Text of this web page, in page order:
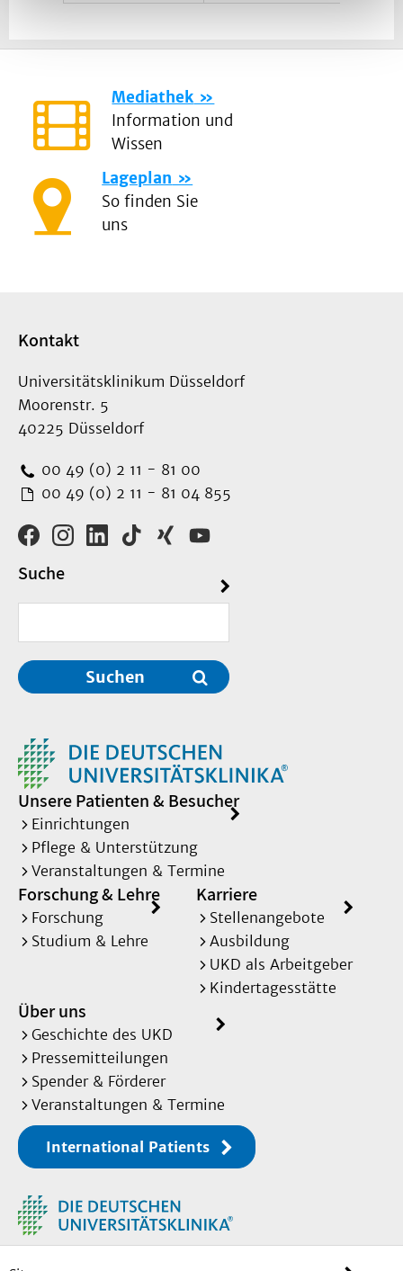
Mediathek
Information und
Wissen
Lageplan
So finden Sie
uns
Kontakt
Universitätsklinikum Düsseldorf
Moorenstr. 5
40225 Düsseldorf
00 49 (0) 2 11 - 81 00
00 49 (0) 2 11 - 81 04 855
Suche
Suchen
Unsere Patienten & Besucher
Einrichtungen
Pflege & Unterstützung
Veranstaltungen & Termine
Forschung & Lehre
Forschung
Studium & Lehre
Karriere
Stellenangebote
Ausbildung
UKD als Arbeitgeber
Kindertagesstätte
Über uns
Geschichte des UKD
Pressemitteilungen
Spender & Förderer
Veranstaltungen & Termine
International Patients